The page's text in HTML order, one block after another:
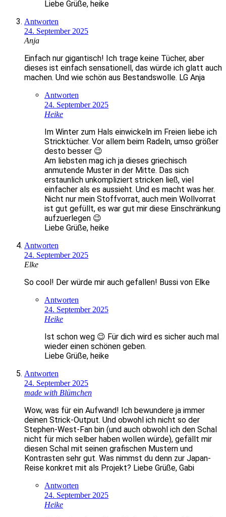
Liebe Grüße, heike
Antworten
24. September 2025
Anja
Einfach nur gigantisch! Ich trage keine Tücher, aber
dieses ist einfach sensationell, das würde ich glatt auch
machen. Und wie schön aus Bestandswolle. LG Anja
Antworten
24. September 2025
Heike
Im Winter zum Hals einwickeln im Freien liebe ich
Stricktücher. Vor allem beim Radeln, umso größer
desto besser 😉
Am liebsten mag ich ja dieses griechisch
anmutende Muster in der Mitte. Das sich
erstaunlich unkompliziert stricken ließ, viel
einfacher als es aussieht. Und es macht was her.
Nicht nur mein Stoffvorrat, auch mein Wollvorrat
ist gut gefüllt, es war gut mir diese Einschränkung
aufzuerlegen 😉
Liebe Grüße, heike
Antworten
24. September 2025
Elke
So cool! Der würde mir auch gefallen! Bussi von Elke
Antworten
24. September 2025
Heike
Ist schon weg 😉 Für dich wird es sicher auch mal
wieder einen schönen geben.
Liebe Grüße, heike
Antworten
24. September 2025
made with Blümchen
Wow, was für ein Aufwand! Ich bewundere ja immer
deinen Strick-Output. Und obwohl ich nicht so der
Stephen-West-Fan bin (und auch obwohl ich den Schal
nicht für mich selber haben wollen würde), gefällt mir
diesen Schal mit seinen grafischen Mustern und
Kontrasten sehr gut. Was nimmst du denn zur Japan-
Reise konkret mit als Projekt? Liebe Grüße, Gabi
Antworten
24. September 2025
Heike